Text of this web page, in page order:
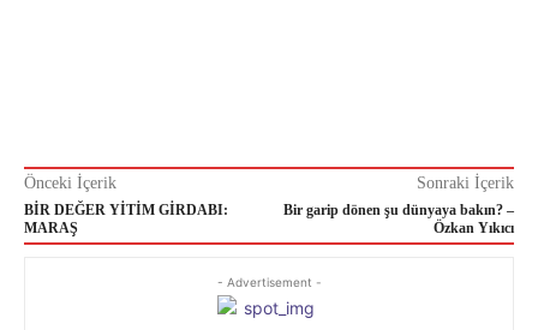
Önceki İçerik
BİR DEĞER YİTİM GİRDABI:
MARAŞ
Sonraki İçerik
Bir garip dönen şu dünyaya bakın? –
Özkan Yıkıcı
- Advertisement -